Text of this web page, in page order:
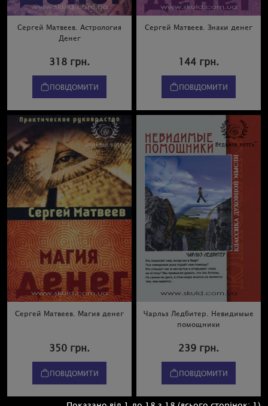
Сергей Матвеев. Астрология
Денег
318 грн.
ПОВІДОМИТИ
Сергей Матвеев. Знаки денег
144 грн.
ПОВІДОМИТИ
Сергей Матвеев. Магия денег
350 грн.
ПОВІДОМИТИ
Чарльз Ледбитер. Невидимые
помощники
239 грн.
ПОВІДОМИТИ